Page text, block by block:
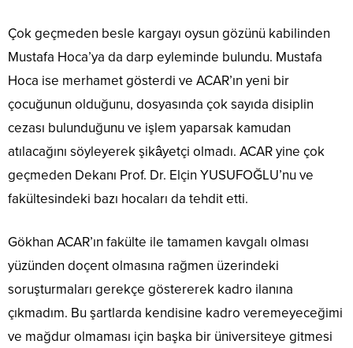
Çok geçmeden besle kargayı oysun gözünü kabilinden
Mustafa Hoca’ya da darp eyleminde bulundu. Mustafa
Hoca ise merhamet gösterdi ve ACAR’ın yeni bir
çocuğunun olduğunu, dosyasında çok sayıda disiplin
cezası bulunduğunu ve işlem yaparsak kamudan
atılacağını söyleyerek şikâyetçi olmadı. ACAR yine çok
geçmeden Dekanı Prof. Dr. Elçin YUSUFOĞLU’nu ve
fakültesindeki bazı hocaları da tehdit etti.
Gökhan ACAR’ın fakülte ile tamamen kavgalı olması
yüzünden doçent olmasına rağmen üzerindeki
soruşturmaları gerekçe göstererek kadro ilanına
çıkmadım. Bu şartlarda kendisine kadro veremeyeceğimi
ve mağdur olmaması için başka bir üniversiteye gitmesi